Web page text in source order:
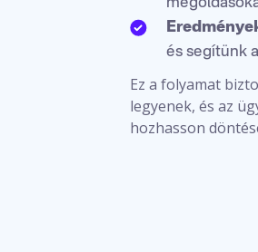
és segítünk
Ez a folyamat
legyenek, és az
hozhasson